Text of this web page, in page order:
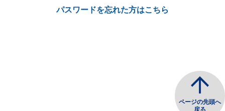
パスワードを忘れた方はこちら
ページの先頭へ
戻る